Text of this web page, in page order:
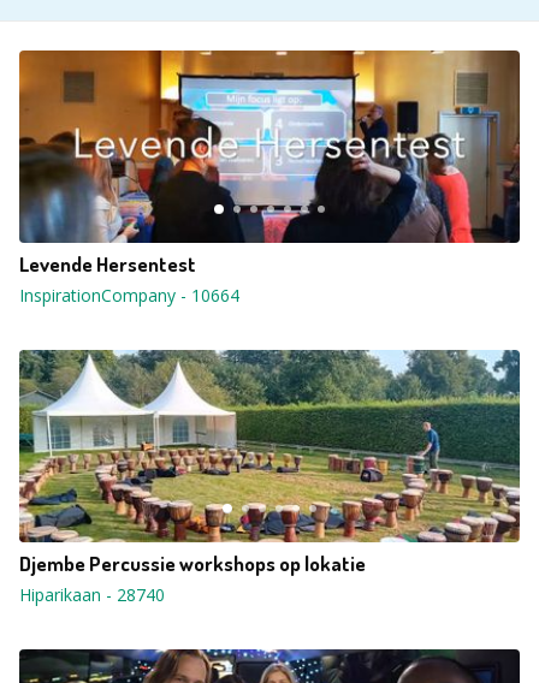
Levende Hersentest
InspirationCompany - 10664
Djembe Percussie workshops op lokatie
Hiparikaan - 28740